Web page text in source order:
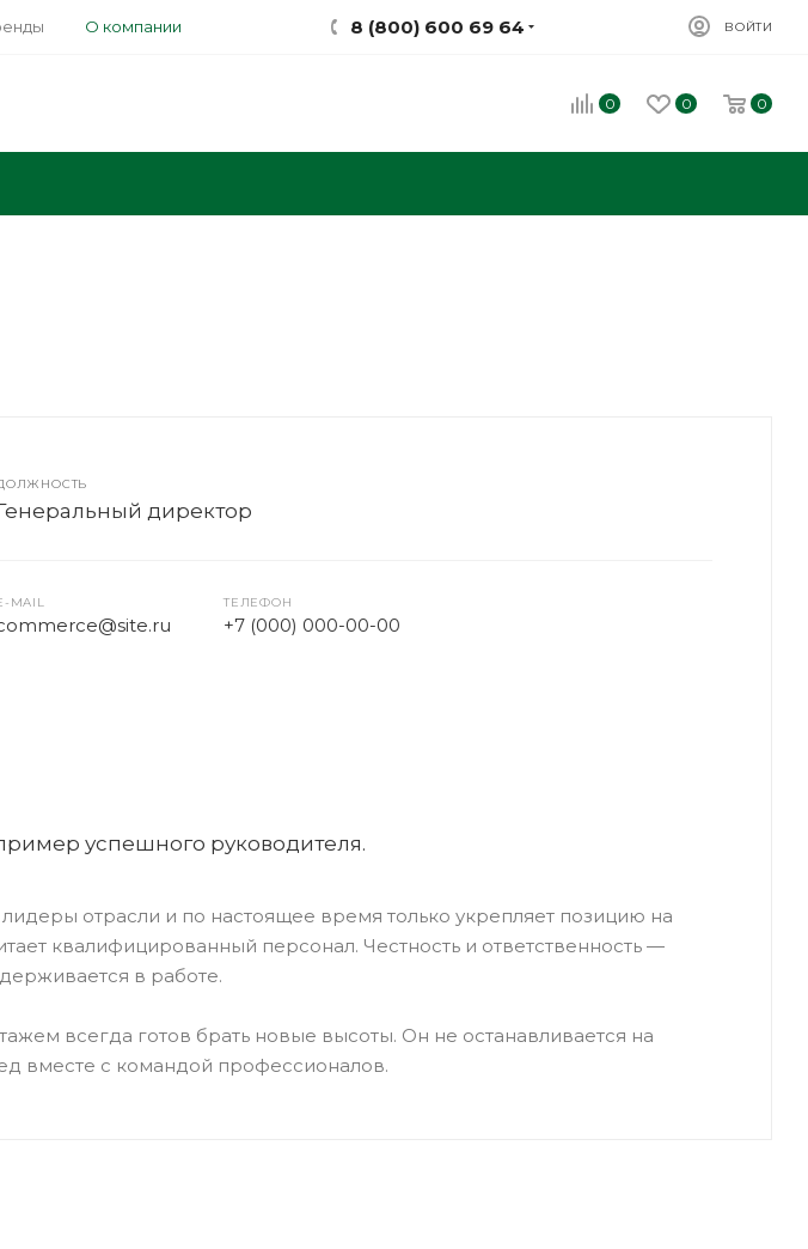
О компании 8 (800) 600 69 64 ВОЙТИ
0 0 0
директор
MAIL ТЕЛЕФОН
+7 (000) 000-00-00
успешного руководителя.
отрасли и по настоящее время только укрепляет позицию на
квалифицированный персонал. Честность и ответственность —
в работе.
всегда готов брать новые высоты. Он не останавливается на
вместе с командой профессионалов.